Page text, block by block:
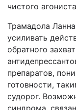
чистого
Трамадола
усиливать
обратного
препаратов,
готовности,
судорог.
синдрома,